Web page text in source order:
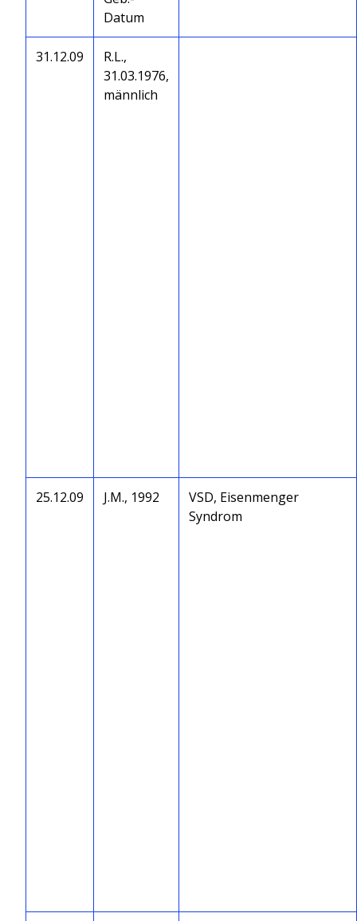
Datum
31.12.09
R.L.,
31.03.1976,
männlich
25.12.09 J.M., 1992
VSD, Eisenmenger
Syndrom